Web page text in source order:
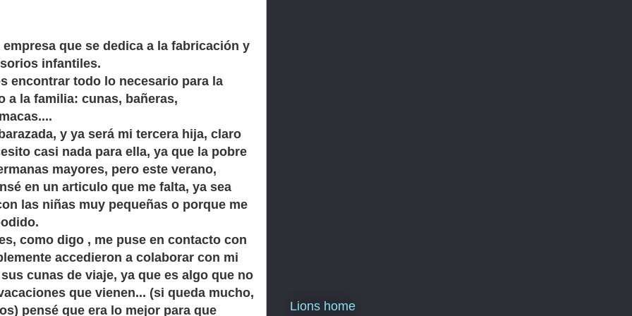
que se dedica a la fabricación y
infantiles.
encontrar todo lo necesario para la
a la familia: cunas, bañeras,
y ya será mi tercera hija, claro
casi nada para ella, ya que la pobre
mayores, pero este verano,
en un articulo que me falta, ya sea
las niñas muy pequeñas o porque me
como digo , me puse en contacto con
accedieron a colaborar con mi
cunas de viaje, ya que es algo que no
que vienen... (si queda mucho,
pensé que era lo mejor para que Lions home